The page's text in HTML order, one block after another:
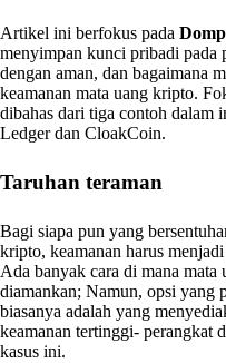
Artikel ini berfokus pada
menyimpan kunci pribadi pada
dengan aman, dan bagaimana
keamanan mata uang kripto.
dibahas dari tiga contoh dalam
Ledger dan CloakCoin.
Taruhan teraman
Bagi siapa pun yang
kripto, keamanan harus
Ada banyak cara di mana mata
diamankan; Namun, opsi yang
biasanya adalah yang
keamanan tertinggi- perangkat
kasus ini.